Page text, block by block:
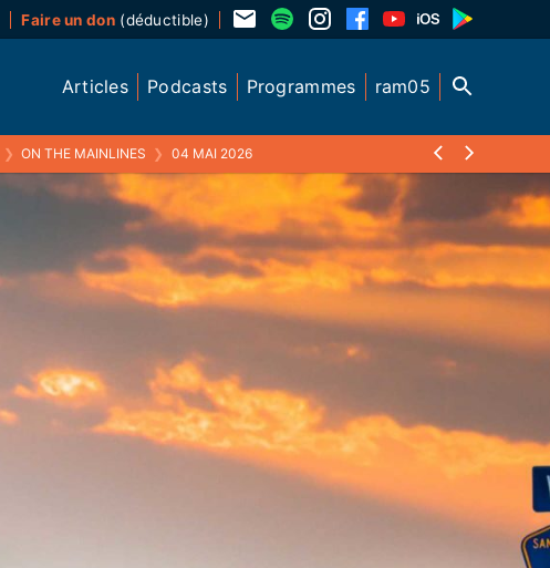
Faire un don(déductible)
Articles Podcasts Programmes ram05
❯ ON THE MAINLINES ❯ 04 MAI 2026